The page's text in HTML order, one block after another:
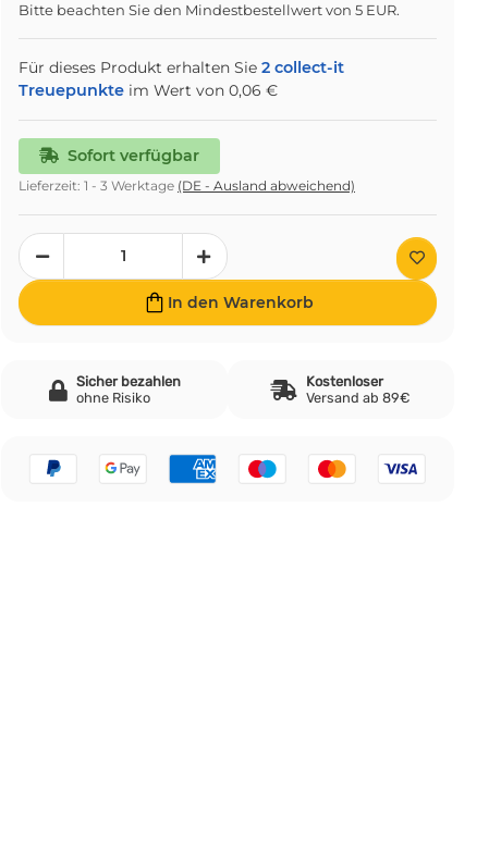
Bitte beachten Sie den Mindestbestellwert von 5 EUR.
Für dieses Produkt erhalten Sie 2 collect-it
Treuepunkte im Wert von 0,06 €
Sofort verfügbar
Lieferzeit: 1 - 3 Werktage (DE - Ausland abweichend)
In den Warenkorb
Sicher bezahlen
ohne Risiko
Kostenloser
Versand ab 89€